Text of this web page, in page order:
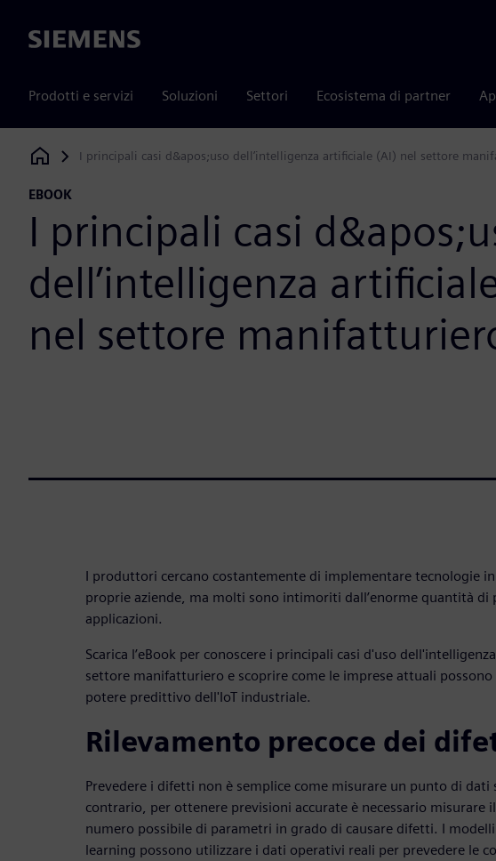
Siemens
Prodotti e servizi Soluzioni Settori Ecosistema di partner
Siemens Digital Industries Software
I principali casi d&apos;uso dell’intelligenza artificiale (AI) nel settore
EBOOK
I principali casi
dell’intelligenza
nel settore
I produttori cercano costantemente di implementare tecnologie
proprie aziende, ma molti sono intimoriti dall’enorme quantità di
applicazioni.
Scarica l’eBook per conoscere i principali casi d'uso
settore manifatturiero e scoprire come le imprese attuali possono
potere predittivo dell'IoT industriale.
Rilevamento precoce dei
Prevedere i difetti non è semplice come misurare un punto di dati
contrario, per ottenere previsioni accurate è necessario misurare
numero possibile di parametri in grado di causare difetti. I
learning possono utilizzare i dati operativi reali per prevedere le